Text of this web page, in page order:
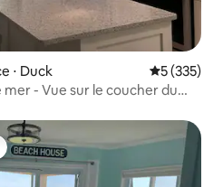
⋅ Duck Évaluation
5 (335)
- Vue sur le coucher du